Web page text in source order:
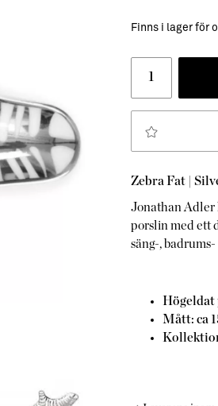
Finns i lager för
Zebra Fat |
Jonathan
porslin med ett
säng-,
Mått: ca